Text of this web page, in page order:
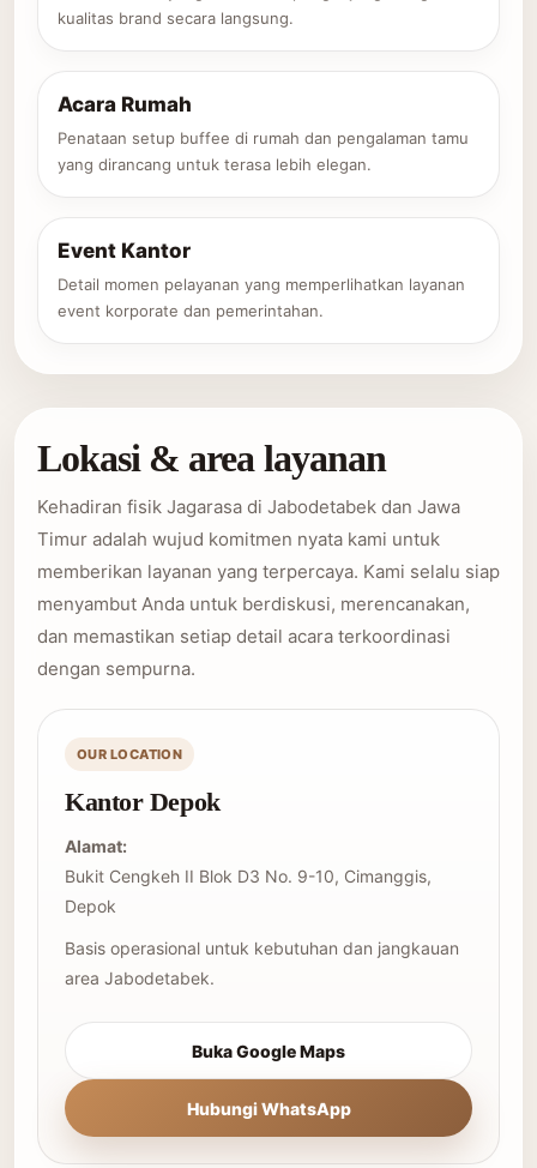
kualitas brand secara langsung.
Acara Rumah
Penataan setup buffee di rumah dan pengalaman tamu
yang dirancang untuk terasa lebih elegan.
Event Kantor
Detail momen pelayanan yang memperlihatkan layanan
event korporate dan pemerintahan.
Lokasi & area layanan
Kehadiran fisik Jagarasa di Jabodetabek dan Jawa
Timur adalah wujud komitmen nyata kami untuk
memberikan layanan yang terpercaya. Kami selalu siap
menyambut Anda untuk berdiskusi, merencanakan,
dan memastikan setiap detail acara terkoordinasi
dengan sempurna.
OUR LOCATION
Kantor Depok
Alamat:
Bukit Cengkeh II Blok D3 No. 9-10, Cimanggis,
Depok
Basis operasional untuk kebutuhan dan jangkauan
area Jabodetabek.
Buka Google Maps
Hubungi WhatsApp